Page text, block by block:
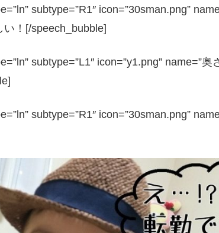
subtype=”R1″ icon=”30sman.png”
！[/speech_bubble]
subtype=”L1″ icon=”y1.png” name=”
subtype=”R1″ icon=”30sman.png”